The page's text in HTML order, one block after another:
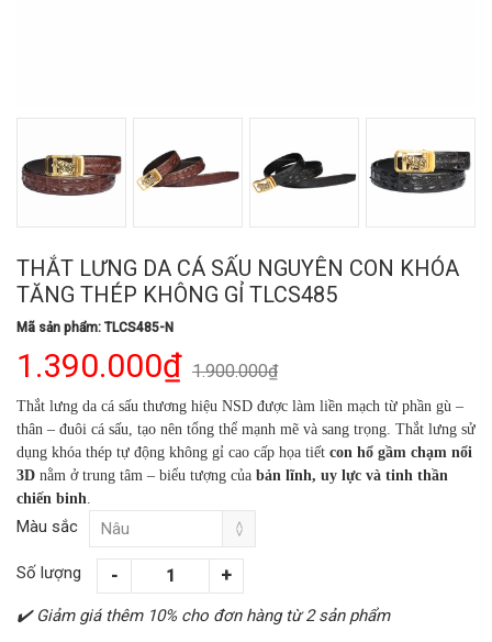
THẮT LƯNG DA CÁ SẤU NGUYÊN CON KHÓA
TĂNG THÉP KHÔNG GỈ TLCS485
Mã sản phẩm: TLCS485-N
1.390.000₫ 1.900.000₫
Thắt lưng da cá sấu thương hiệu NSD được làm liền mạch từ phần gù –
thân – đuôi cá sấu, tạo nên tổng thể mạnh mẽ và sang trọng. Thắt lưng sử
dụng khóa thép tự động không gỉ cao cấp họa tiết con hổ gầm chạm nổi
3D nằm ở trung tâm – biểu tượng của bản lĩnh, uy lực và tinh thần
chiến binh.
Màu sắc
Số lượng
✔️ Giảm giá thêm 10% cho đơn hàng từ 2 sản phẩm